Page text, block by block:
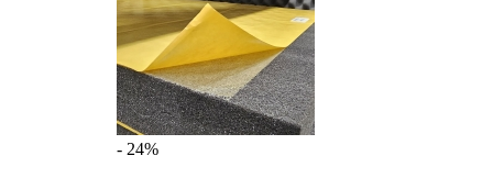
- 24%